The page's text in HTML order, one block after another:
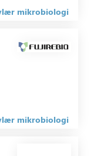
mikrobiologi
mikrobiologi